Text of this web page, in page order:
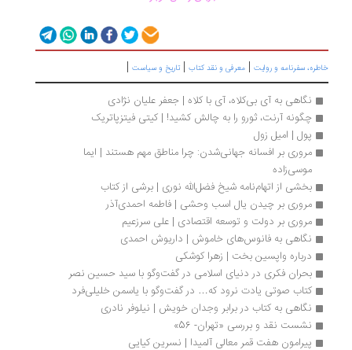
سفرنامه‌ و روایت|معرفی و نقد کتاب|تاریخ و سیاست |
نگاهی به آی بی‌کلاه، ‌آی با کلاه | جعفر علیان نژادی
چگونه آرنت، ثورو را به چالش کشید! | کیتی فیتزپاتریک
پول | امیل زول
مروری بر افسانه جهانی‌شدن: چرا مناطق مهم هستند | ایما
موسی‌زاده
بخشی از اتهام‌نامه شیخ فضل‌الله نوری | برشی از کتاب
مروری بر چیدن یال اسب وحشی | فاطمه احمدی‌آذر
مروری بر دولت و توسعه اقتصادی | علی سرزعیم
نگاهی به فانوس‌های خاموش | داریوش احمدی
درباره واپسین بخت | زهرا کوشکی
بحران فکری در دنیای اسلامی در گفت‌وگو با سید حسین نصر
کتاب صوتی یادت نرود که… در گفت‌وگو با یاسمن خلیلی‌فرد
نگاهی به کتاب در برابر وجدان خویش | نیلوفر نادری
نشست نقد و بررسی «تهران- 56»
پیرامون هفت قمر معالی آلمیدا | نسرین کیایی